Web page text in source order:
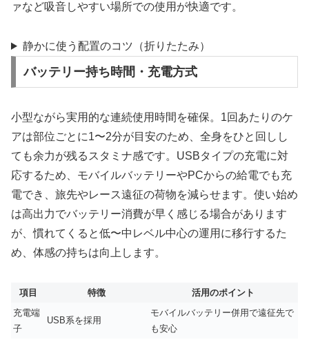
ァなど吸音しやすい場所での使用が快適です。
静かに使う配置のコツ（折りたたみ）
バッテリー持ち時間・充電方式
小型ながら実用的な連続使用時間を確保。1回あたりのケ
アは部位ごとに1〜2分が目安のため、全身をひと回しし
ても余力が残るスタミナ感です。USBタイプの充電に対
応するため、モバイルバッテリーやPCからの給電でも充
電でき、旅先やレース遠征の荷物を減らせます。使い始め
は高出力でバッテリー消費が早く感じる場合があります
が、慣れてくると低〜中レベル中心の運用に移行するた
め、体感の持ちは向上します。
項目 特徴
活用のポイント
充電端
子
USB系を採用
モバイルバッテリー併用で遠征先で
も安心